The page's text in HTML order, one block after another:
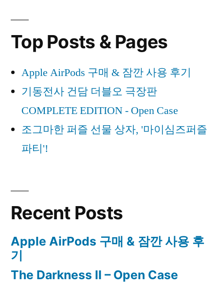
장
판
COMPLETE
EDITION
–
건
담
블
오
극
판
Top Posts & Pages
Apple AirPods 구매 & 잠깐 사용 후기
기동전사 건담 더블오 극장판
COMPLETE EDITION - Open Case
조그마한 퍼즐 선물 상자, '마이심즈퍼즐
파티'!
Recent Posts
Apple AirPods 구매 & 잠깐 사용 후
기
The Darkness II – Open Case